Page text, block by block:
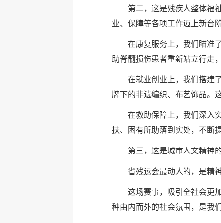
第二，这是残疾人整体福
业、保障等各项工作迈上新台
在康复服务上，我们瞄准
助脊髓损伤患者重新站立行走
在就业创业上，我们搭建
牌下的非遗编织、布艺饰品。
在救助保障上，我们深入
扶、困有所助落到实处，不断
第三，这是城市人文精神
省残运会最动人的，是精
这场赛事，吸引全社会更
种由内而外的社会氛围，是我